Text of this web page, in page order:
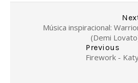
Música inspiracional:
(Demi
Previous
Firework -